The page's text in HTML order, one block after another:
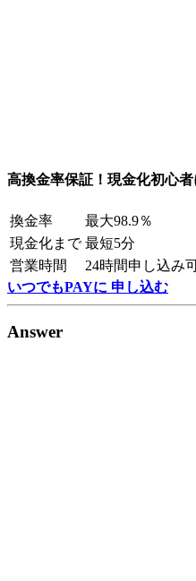
高換金率保証！現金化初心
換金率
最大98.9％
現金化まで 最短5分
営業時間
24時間申し込み
いつでもPAYに 申し込む
Answer